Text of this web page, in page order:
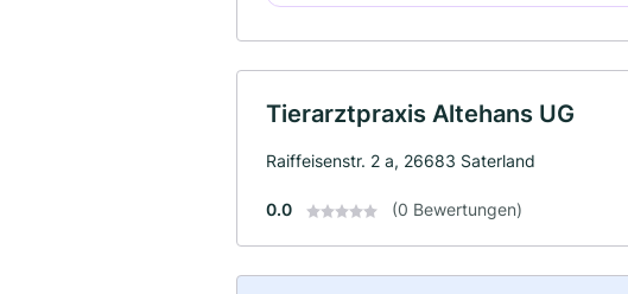
Tierarztpraxis Altehans UG
Raiffeisenstr. 2 a, 26683 Saterland
0.0 (0 Bewertungen)